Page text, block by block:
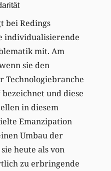
bei Redings
individualisierende
mit. Am
sie den
Technologiebranche
bezeichnet und diese
in diesem
Emanzipation
Umbau der
heute als von
zu erbringende